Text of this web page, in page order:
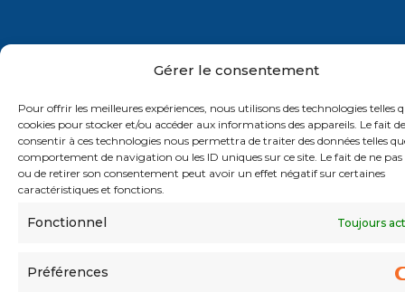
Gérer le consentement
Pour offrir les meilleures expériences, nous utilisons des technologies telles
cookies pour stocker et/ou accéder aux informations des appareils. Le fait de
consentir à ces technologies nous permettra de traiter des données telles
comportement de navigation ou les ID uniques sur ce site. Le fait de ne
ou de retirer son consentement peut avoir un effet négatif sur certaines
caractéristiques et fonctions.
Fonctionnel Toujours
Préférences
COPYRIGHT © 2026 - DR.RH&CO - TOUS DROITS
RÉSERVÉS